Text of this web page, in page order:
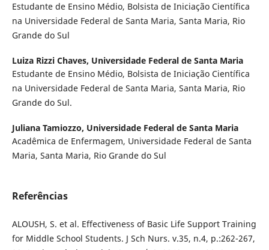
Estudante de Ensino Médio, Bolsista de Iniciação Científica
na Universidade Federal de Santa Maria, Santa Maria, Rio
Grande do Sul
Luiza Rizzi Chaves, Universidade Federal de Santa Maria
Estudante de Ensino Médio, Bolsista de Iniciação Científica
na Universidade Federal de Santa Maria, Santa Maria, Rio
Grande do Sul.
Juliana Tamiozzo, Universidade Federal de Santa Maria
Acadêmica de Enfermagem, Universidade Federal de Santa
Maria, Santa Maria, Rio Grande do Sul
Referências
ALOUSH, S. et al. Effectiveness of Basic Life Support Training
for Middle School Students. J Sch Nurs. v.35, n.4, p.:262-267,